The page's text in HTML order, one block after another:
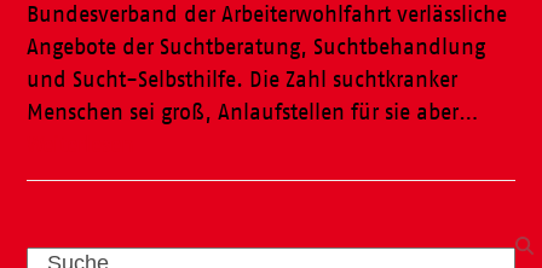
Bundesverband der Arbeiterwohlfahrt verlässliche
Angebote der Suchtberatung, Suchtbehandlung
und Sucht-Selbsthilfe. Die Zahl suchtkranker
Menschen sei groß, Anlaufstellen für sie aber…
Search